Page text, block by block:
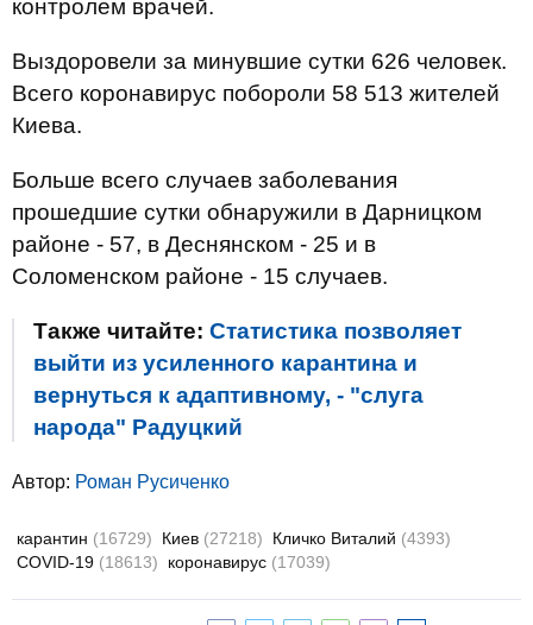
контролем врачей.
Выздоровели за минувшие сутки 626 человек.
Всего коронавирус побороли 58 513 жителей
Киева.
Больше всего случаев заболевания
прошедшие сутки обнаружили в Дарницком
районе - 57, в Деснянском - 25 и в
Соломенском районе - 15 случаев.
Также читайте: Статистика позволяет
выйти из усиленного карантина и
вернуться к адаптивному, - "слуга
народа" Радуцкий
Автор: Роман Русиченко
карантин (16729) Киев (27218) Кличко Виталий (4393)
COVID-19 (18613) коронавирус (17039)